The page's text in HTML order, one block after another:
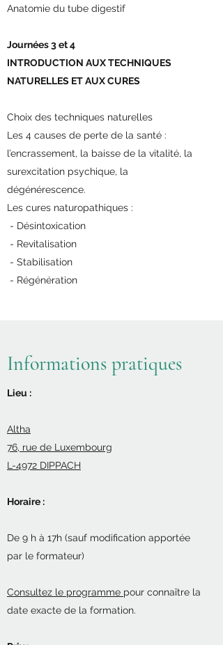
Anatomie du tube digestif
Journées 3 et 4
INTRODUCTION AUX TECHNIQUES
NATURELLES ET AUX CURES
Choix des techniques naturelles
Les 4 causes de perte de la santé :
l’encrassement, la baisse de la vitalité, la
surexcitation psychique, la
dégénérescence.
Les cures naturopathiques :
- Désintoxication
- Revitalisation
- Stabilisation
- Régénération
Informations pratiques
Lieu :
Altha
76, rue de Luxembourg
L-4972 DIPPACH
Horaire :
De 9 h à 17h (sauf modification apportée
par le formateur)
Consultez le programme pour connaître la
date exacte de la formation.